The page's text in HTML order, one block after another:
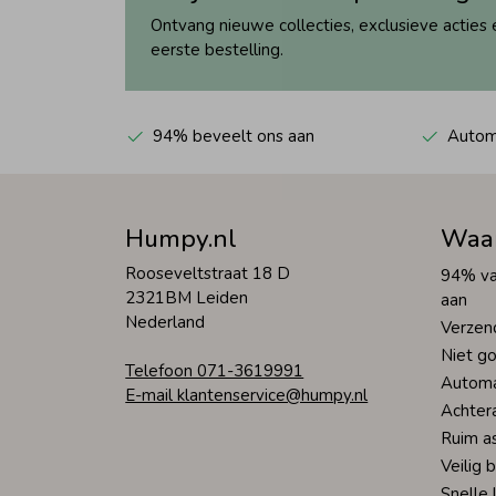
Ontvang nieuwe collecties, exclusieve
eerste bestelling.
94% beveelt ons aan
Humpy.nl
Rooseveltstraat 18 D
2321BM Leiden
Nederland
Telefoon 071-3619991
E-mail klantenservice@humpy.nl
94%
aan
Niet
Ruim
Veilig